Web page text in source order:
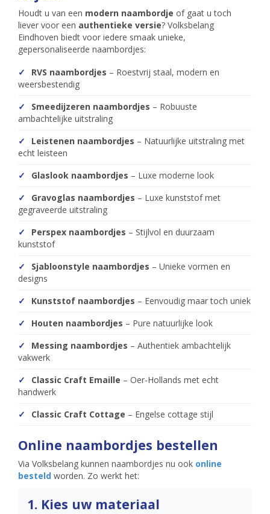
Houdt u van een modern naambordje of gaat u toch
liever voor een authentieke versie? Volksbelang
Eindhoven biedt voor iedere smaak unieke,
gepersonaliseerde naambordjes:
RVS naambordjes – Roestvrij staal, modern en
weersbestendig
Smeedijzeren naambordjes – Robuuste
ambachtelijke uitstraling
Leistenen naambordjes – Natuurlijke uitstraling met
echt leisteen
Glaslook naambordjes – Luxe moderne look
Gravoglas naambordjes – Luxe kunststof met
gegraveerde uitstraling
Perspex naambordjes – Stijlvol en duurzaam
kunststof
Sjabloonstyle naambordjes – Unieke vormen en
designs
Kunststof naambordjes – Eenvoudig maar toch uniek
Houten naambordjes – Pure natuurlijke look
Messing naambordjes – Authentiek ambachtelijk
vakwerk
Classic Craft Emaille – Oer-Hollands met echt
handwerk
Classic Craft Cottage – Engelse cottage stijl
Online naambordjes bestellen
Via Volksbelang kunnen naambordjes nu ook online
besteld worden. Zo werkt het:
1. Kies uw materiaal